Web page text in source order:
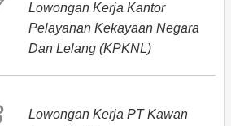
Lowongan Kerja Kantor
Pelayanan Kekayaan Negara
Dan Lelang (KPKNL)
Lowongan Kerja PT Kawan